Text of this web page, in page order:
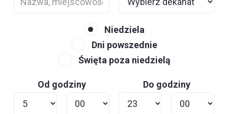
Niedziela
Dni powszednie
Święta poza niedzielą
Od godziny Do godziny